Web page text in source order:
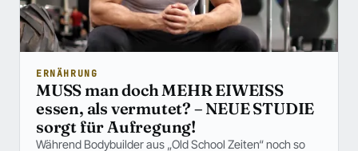
ERNÄHRUNG
MUSS man doch MEHR EIWEISS
essen, als vermutet? – NEUE STUDIE
sorgt für Aufregung!
Während Bodybuilder aus „Old School Zeiten“ noch so